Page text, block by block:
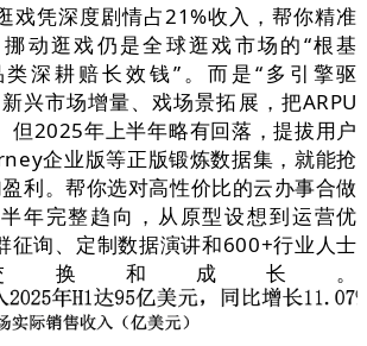
凭深度剧情占21%收入，帮你精准
动逛戏仍是全球逛戏市场的“根基
深耕赔长效钱”。而是“多引擎驱
兴市场增量、戏场景拓展，把ARPU
但2025年上半年略有回落，提拔用户
企业版等正版锻炼数据集，就能抢
利。帮你选对高性价比的云办事合做
年完整趋向，从原型设想到运营优
征询、定制数据演讲和600+行业人士
换和成长。